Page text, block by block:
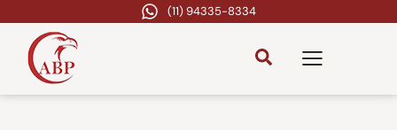
(11) 94335-8334